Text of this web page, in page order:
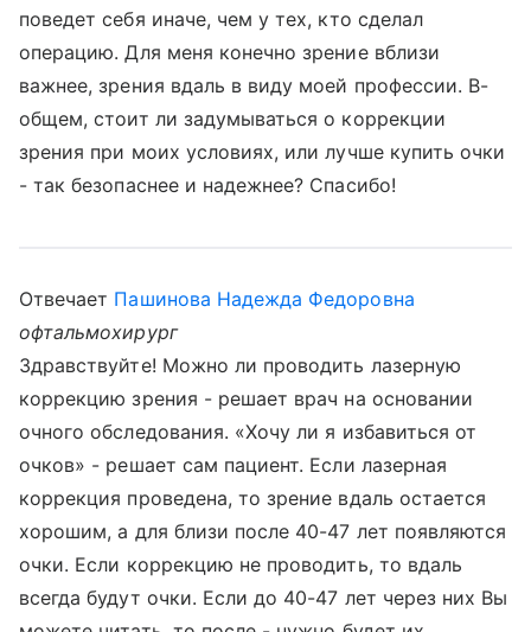
поведет себя иначе, чем у тех, кто сделал
операцию. Для меня конечно зрение вблизи
важнее, зрения вдаль в виду моей профессии. В-
общем, стоит ли задумываться о коррекции
зрения при моих условиях, или лучше купить очки
- так безопаснее и надежнее? Спасибо!
Отвечает Пашинова Надежда Федоровна
офтальмохирург
Здравствуйте! Можно ли проводить лазерную
коррекцию зрения - решает врач на основании
очного обследования. «Хочу ли я избавиться от
очков» - решает сам пациент. Если лазерная
коррекция проведена, то зрение вдаль остается
хорошим, а для близи после 40-47 лет появляются
очки. Если коррекцию не проводить, то вдаль
всегда будут очки. Если до 40-47 лет через них Вы